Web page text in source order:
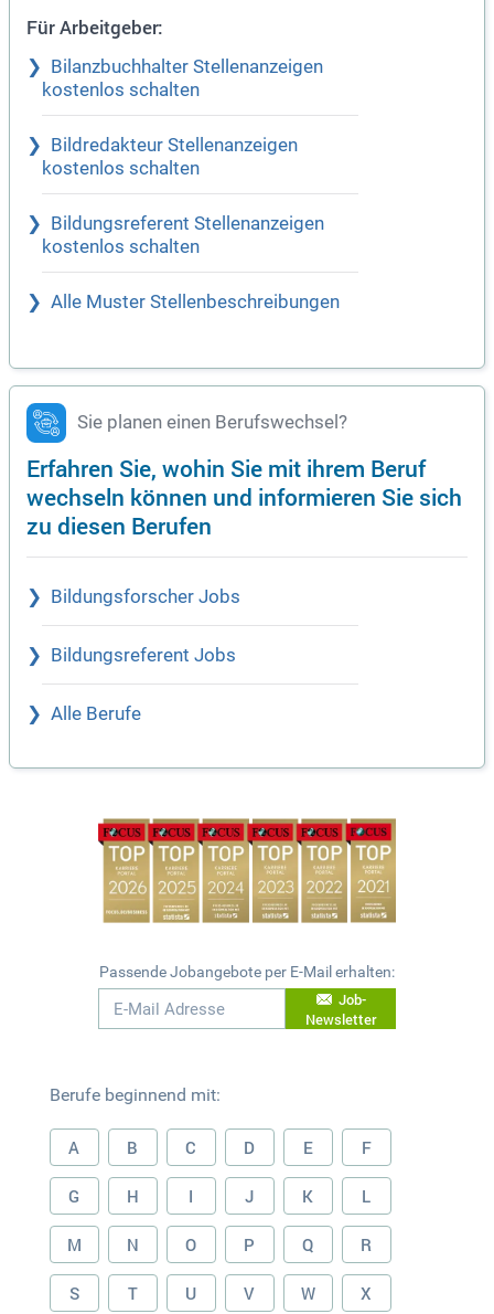
Für Arbeitgeber:
Bilanzbuchhalter Stellenanzeigen
kostenlos schalten
Bildredakteur Stellenanzeigen
kostenlos schalten
Bildungsreferent Stellenanzeigen
kostenlos schalten
Alle Muster Stellenbeschreibungen
Sie planen einen Berufswechsel?
Erfahren Sie, wohin Sie mit ihrem Beruf
wechseln können und informieren Sie sich
zu diesen Berufen
Bildungsforscher Jobs
Bildungsreferent Jobs
Alle Berufe
Passende Jobangebote per E-Mail erhalten:
Job-
Newsletter
Berufe beginnend mit:
A B C D E F
G H I J K L
M N O P Q R
S T U V W X